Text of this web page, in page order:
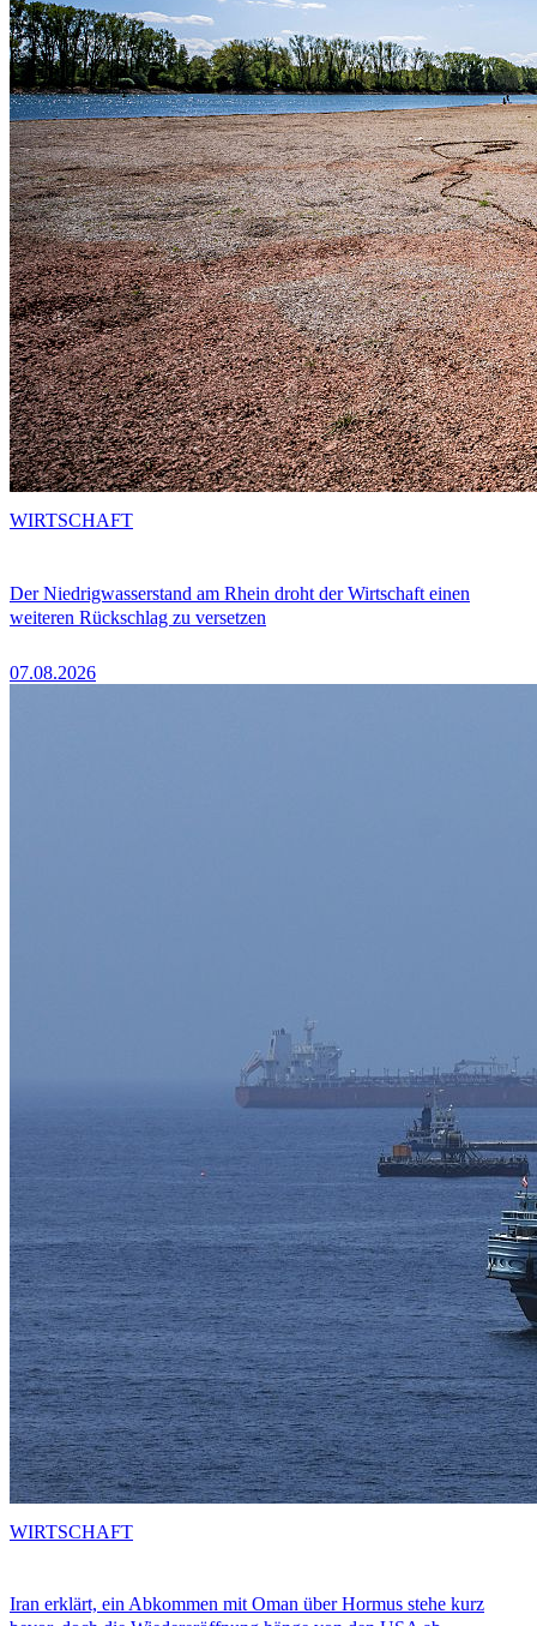
Der Niedrigwasserstand am Rhein droht der Wirtschaft einen
weiteren Rückschlag zu versetzen
07.08.2026
WIRTSCHAFT
Iran erklärt, ein Abkommen mit Oman über Hormus stehe kurz
WIRTSCHAFT